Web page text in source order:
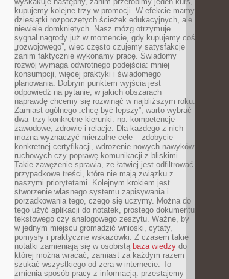
kupujemy kolejne trzy w promocji. W efekcie mamy
dziesiątki rozpoczętych ścieżek edukacyjnych, ale
niewiele domkniętych. Nasz mózg otrzymuje
sygnał nagrody już w momencie, gdy kupujemy coś
„rozwojowego”, więc często czujemy satysfakcję
zanim faktycznie wykonamy pracę. Świadomy
rozwój wymaga odwrotnego podejścia: mniej
konsumpcji, więcej praktyki i świadomego
planowania. Dobrym punktem wyjścia jest
odpowiedź na pytanie, w jakich obszarach
naprawdę chcemy się rozwinąć w najbliższym roku.
Zamiast ogólnego „chcę być lepszy”, warto wybrać
dwa–trzy konkretne kierunki: np. kompetencje
zawodowe, zdrowie i relacje. Dla każdego z nich
można wyznaczyć mierzalne cele – zdobycie
konkretnej certyfikacji, wdrożenie nowych nawyków
ruchowych czy poprawę komunikacji z bliskimi.
Takie zawężenie sprawia, że łatwiej jest odfiltrować
przypadkowe treści, które nie mają związku z
naszymi priorytetami. Kolejnym krokiem jest
stworzenie własnego systemu zapisywania i
porządkowania tego, czego się uczymy. Można do
tego użyć aplikacji do notatek, prostego dokumentu
tekstowego czy analogowego zeszytu. Ważne, by
w jednym miejscu gromadzić wnioski, cytaty,
pomysły i praktyczne wskazówki. Z czasem takie
notatki zamieniają się w osobistą baza wiedzy do
której można wracać, zamiast za każdym razem
szukać wszystkiego od zera w internecie. To
zmienia sposób pracy z informacją: przestajemy